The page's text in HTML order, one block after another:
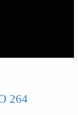
264